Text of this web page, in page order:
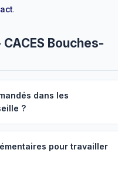
.
Bouches-
dans les
?
pour travailler